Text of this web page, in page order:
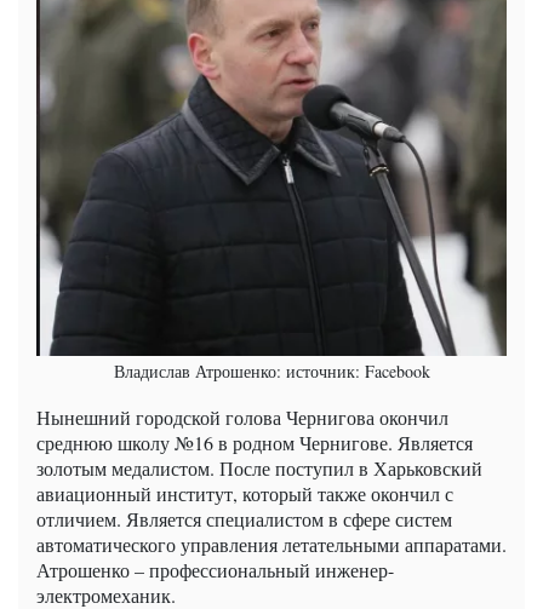
Владислав Атрошенко: источник: Facebook
Нынешний городской голова Чернигова окончил
среднюю школу №16 в родном Чернигове. Является
золотым медалистом. После поступил в Харьковский
авиационный институт, который также окончил с
отличием. Является специалистом в сфере систем
автоматического управления летательными аппаратами.
Атрошенко – профессиональный инженер-
электромеханик.